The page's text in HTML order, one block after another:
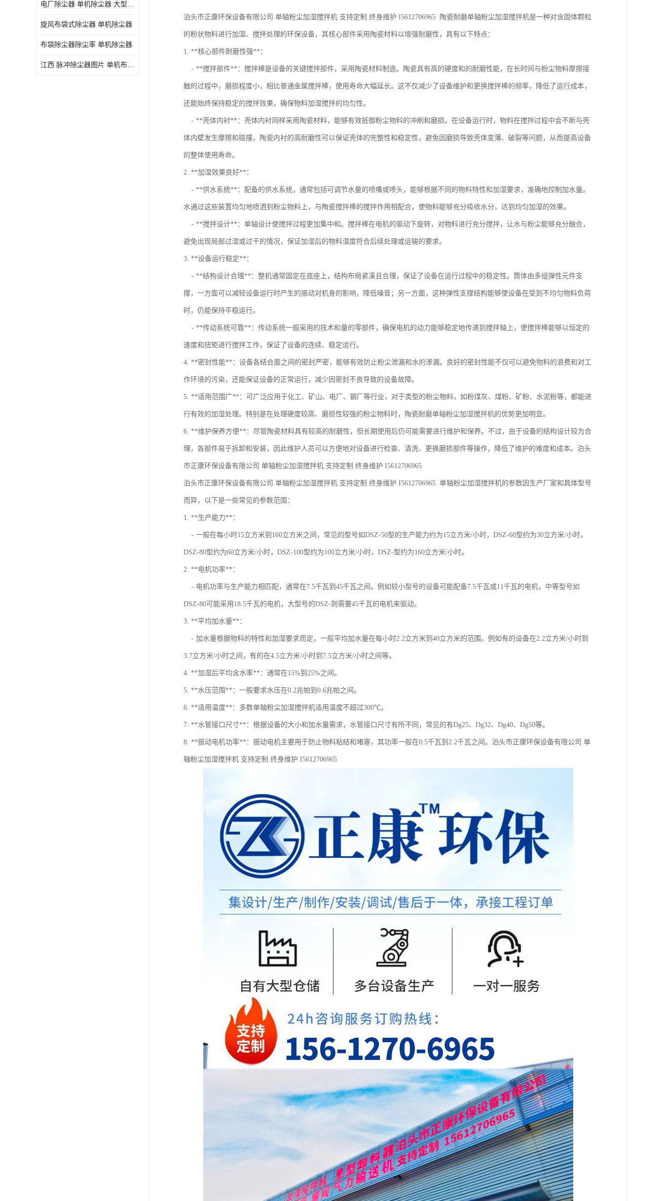
电厂除尘器 单机除尘器 大型除尘器制作厂家
旋风布袋式除尘器 单机除尘器
布袋除尘器除尘率 单机除尘器
江西 脉冲除尘器图片 单机布袋除尘器 规格齐全
泊头市正康环保设备有限公司 单轴粉尘加湿搅拌机 支持定制 终身维护 I5612706965 陶瓷耐磨单轴粉尘加湿搅拌机是一种对含固体颗粒
的粉状物料进行加湿、搅拌处理的环保设备，其核心部件采用陶瓷材料以增强耐磨性，具有以下特点：
1. **核心部件耐磨性强**：
- **搅拌部件**：搅拌棒是设备的关键搅拌部件，采用陶瓷材料制造。陶瓷具有高的硬度和的耐磨性能，在长时间与粉尘物料摩擦接
触的过程中，磨损程度小，相比普通金属搅拌棒，使用寿命大幅延长。这不仅减少了设备维护和更换搅拌棒的频率，降低了运行成本，
还能始终保持稳定的搅拌效果，确保物料加湿搅拌的均匀性。
- **壳体内衬**：壳体内衬同样采用陶瓷材料，能够有效抵御粉尘物料的冲刷和磨损。在设备运行时，物料在搅拌过程中会不断与壳
体内壁发生摩擦和碰撞，陶瓷内衬的高耐磨性可以保证壳体的完整性和稳定性，避免因磨损导致壳体变薄、破裂等问题，从而提高设备
的整体使用寿命。
2. **加湿效果良好**：
- **供水系统**：配备的供水系统，通常包括可调节水量的喷嘴或喷头，能够根据不同的物料特性和加湿要求，准确地控制加水量。
水通过这些装置均匀地喷洒到粉尘物料上，与陶瓷搅拌棒的搅拌作用相配合，使物料能够充分吸收水分，达到均匀加湿的效果。
- **搅拌设计**：单轴设计使搅拌过程更加集中和。搅拌棒在电机的驱动下旋转，对物料进行充分搅拌，让水与粉尘能够充分融合，
避免出现局部过湿或过干的情况，保证加湿后的物料湿度符合后续处理或运输的要求。
3. **设备运行稳定**：
- **结构设计合理**：整机通常固定在底座上，结构布局紧凑且合理，保证了设备在运行过程中的稳定性。筒体由多组弹性元件支
撑，一方面可以减轻设备运行时产生的振动对机身的影响，降低噪音；另一方面，这种弹性支撑结构能够使设备在受到不均匀物料负荷
时，仍能保持平稳运行。
- **传动系统可靠**：传动系统一般采用的技术和量的零部件，确保电机的动力能够稳定地传递到搅拌轴上，使搅拌棒能够以恒定的
速度和扭矩进行搅拌工作，保证了设备的连续、稳定运行。
4. **密封性能**：设备各结合面之间的密封严密，能够有效防止粉尘泄漏和水的渗漏。良好的密封性能不仅可以避免物料的浪费和对工
作环境的污染，还能保证设备的正常运行，减少因密封不良导致的设备故障。
5. **适用范围广**：可广泛应用于化工、矿山、电厂、钢厂等行业，对于类型的粉尘物料，如粉煤灰、煤粉、矿粉、水泥粉等，都能进
行有效的加湿处理。特别是在处理硬度较高、磨损性较强的粉尘物料时，陶瓷耐磨单轴粉尘加湿搅拌机的优势更加明显。
6. **维护保养方便**：尽管陶瓷材料具有较高的耐磨性，但长期使用后仍可能需要进行维护和保养。不过，由于设备的结构设计较为合
理，各部件易于拆卸和安装，因此维护人员可以方便地对设备进行检查、清洗、更换磨损部件等操作，降低了维护的难度和成本。泊头
市正康环保设备有限公司 单轴粉尘加湿搅拌机 支持定制 终身维护 I5612706965
泊头市正康环保设备有限公司 单轴粉尘加湿搅拌机 支持定制 终身维护 I5612706965 单轴粉尘加湿搅拌机的参数因生产厂家和具体型号
而异，以下是一些常见的参数范围：
1. **生产能力**：
- 一般在每小时15立方米到160立方米之间，常见的型号如DSZ-50型的生产能力约为15立方米/小时，DSZ-60型约为30立方米/小时，
DSZ-80型约为60立方米/小时，DSZ-100型约为100立方米/小时，DSZ-型约为160立方米/小时。
2. **电机功率**：
- 电机功率与生产能力相匹配，通常在7.5千瓦到45千瓦之间。例如较小型号的设备可能配备7.5千瓦或11千瓦的电机，中等型号如
DSZ-80可能采用18.5千瓦的电机，大型号的DSZ-则需要45千瓦的电机来驱动。
3. **平均加水量**：
- 加水量根据物料的特性和加湿要求而定，一般平均加水量在每小时2.2立方米到40立方米的范围。例如有的设备在2.2立方米/小时到
3.7立方米/小时之间，有的在4.5立方米/小时到7.5立方米/小时之间等。
4. **加湿后平均含水率**：通常在15%到25%之间。
5. **水压范围**：一般要求水压在0.2兆帕到0.6兆帕之间。
6. **适用温度**：多数单轴粉尘加湿搅拌机适用温度不超过300℃。
7. **水管接口尺寸**：根据设备的大小和加水量需求，水管接口尺寸有所不同，常见的有Dg25、Dg32、Dg40、Dg50等。
8. **振动电机功率**：振动电机主要用于防止物料粘结和堵塞，其功率一般在0.5千瓦到2.2千瓦之间。泊头市正康环保设备有限公司 单
轴粉尘加湿搅拌机 支持定制 终身维护 I5612706965